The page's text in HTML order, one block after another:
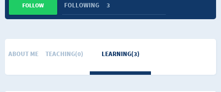
FOLLOWING 3
FOLLOW
ABOUT ME TEACHING(0) LEARNING(3)